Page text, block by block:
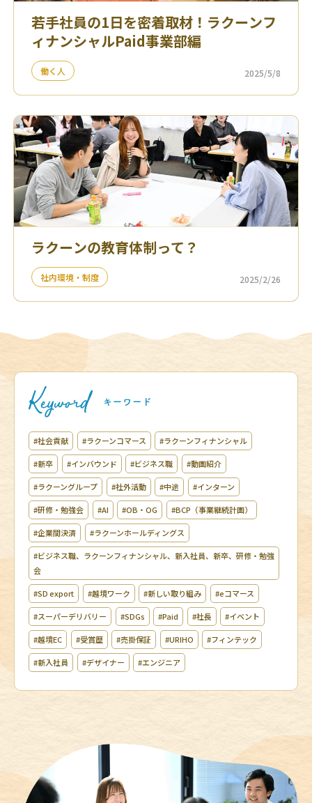
若手社員の1日を密着取材！ラクーンフ
ィナンシャルPaid事業部編
働く人 2025/5/8
ラクーンの教育体制って？
社内環境・制度 2025/2/26
#社会貢献 #ラクーンコマース #ラクーンフィナンシャル
#新卒 #インバウンド #ビジネス職 #動画紹介
#ラクーングループ #社外活動 #中途 #インターン
#研修・勉強会 #AI #OB・OG #BCP（事業継続計画）
#企業間決済 #ラクーンホールディングス
#ビジネス職、ラクーンフィナンシャル、新入社員、新卒、研修・勉強
会
#SD export #越境ワーク #新しい取り組み #eコマース
#スーパーデリバリー #SDGs #Paid #社長 #イベント
#越境EC #受賞歴 #売掛保証 #URIHO #フィンテック
#新入社員 #デザイナー #エンジニア